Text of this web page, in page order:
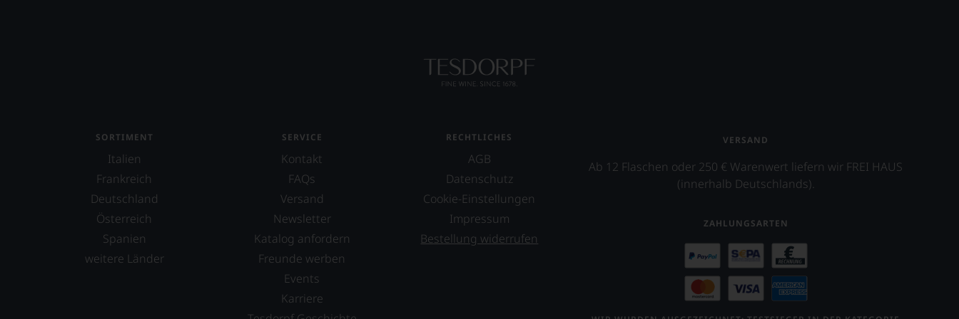
SORTIMENT
Italien
Frankreich
Deutschland
Österreich
Spanien
weitere Länder
SERVICE
Kontakt
FAQs
Versand
Newsletter
Katalog anfordern
Freunde werben
Events
Karriere
RECHTLICHES
AGB
Datenschutz
Cookie-Einstellungen
Impressum
Bestellung widerrufen
VERSAND
Ab 12 Flaschen oder 250 € Warenwert liefern wir FREI HAUS
(innerhalb Deutschlands).
ZAHLUNGSARTEN